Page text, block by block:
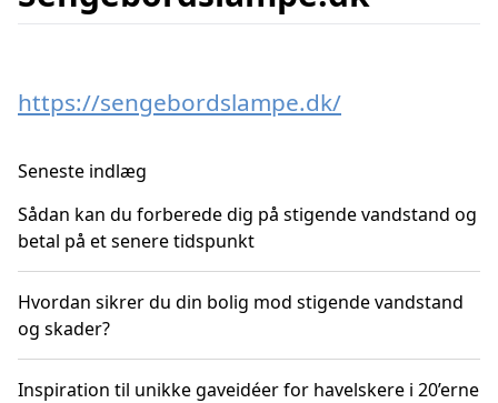
https://sengebordslampe.dk/
Seneste indlæg
Sådan kan du forberede dig på stigende vandstand og
betal på et senere tidspunkt
Hvordan sikrer du din bolig mod stigende vandstand
og skader?
Inspiration til unikke gaveidéer for havelskere i 20’erne